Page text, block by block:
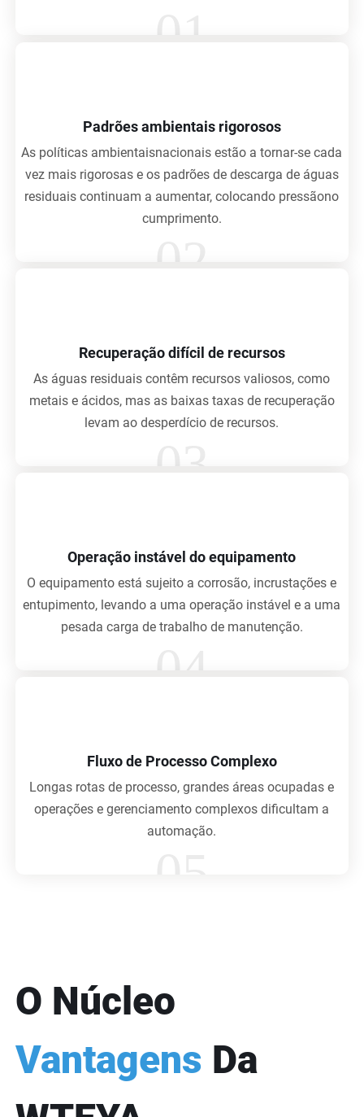
01
Padrões ambientais rigorosos
As políticas ambientaisnacionais estão a tornar-se cada
vez mais rigorosas e os padrões de descarga de águas
residuais continuam a aumentar, colocando pressãono
cumprimento.
02
Recuperação difícil de recursos
As águas residuais contêm recursos valiosos, como
metais e ácidos, mas as baixas taxas de recuperação
levam ao desperdício de recursos.
03
Operação instável do equipamento
O equipamento está sujeito a corrosão, incrustações e
entupimento, levando a uma operação instável e a uma
pesada carga de trabalho de manutenção.
04
Fluxo de Processo Complexo
Longas rotas de processo, grandes áreas ocupadas e
operações e gerenciamento complexos dificultam a
automação.
O Núcleo
Vantagens Da